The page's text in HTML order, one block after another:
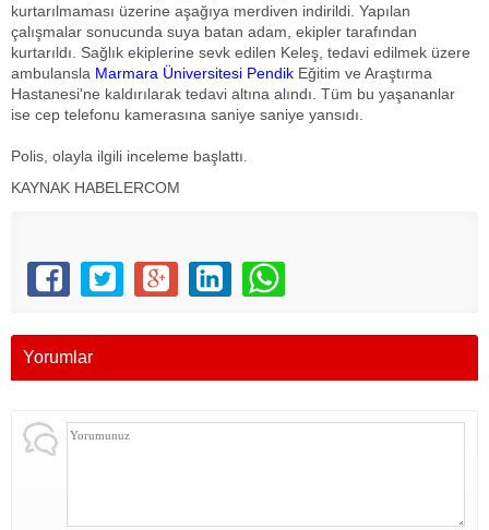
kurtarılmaması üzerine aşağıya merdiven indirildi. Yapılan
çalışmalar sonucunda suya batan adam, ekipler tarafından
kurtarıldı. Sağlık ekiplerine sevk edilen Keleş, tedavi edilmek üzere
ambulansla Marmara Üniversitesi Pendik Eğitim ve Araştırma
Hastanesi'ne kaldırılarak tedavi altına alındı. Tüm bu yaşananlar
ise cep telefonu kamerasına saniye saniye yansıdı.
Polis, olayla ilgili inceleme başlattı.
KAYNAK HABELERCOM
Yorumlar